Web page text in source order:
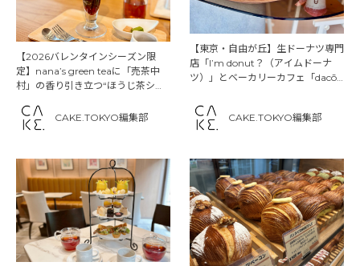
【2026バレンタインシーズン限
定】nana’s green teaに「売茶中
村」の香り引き立つ“ほうじ茶ショ
CAKE.TOKYO編集部
【東京・自由が丘】生ドーナツ専門
店「I’m donut？（アイムドーナ
ツ）」とベーカリーカフェ「dacō
ブルオープン！
CAKE.TOKYO編集部